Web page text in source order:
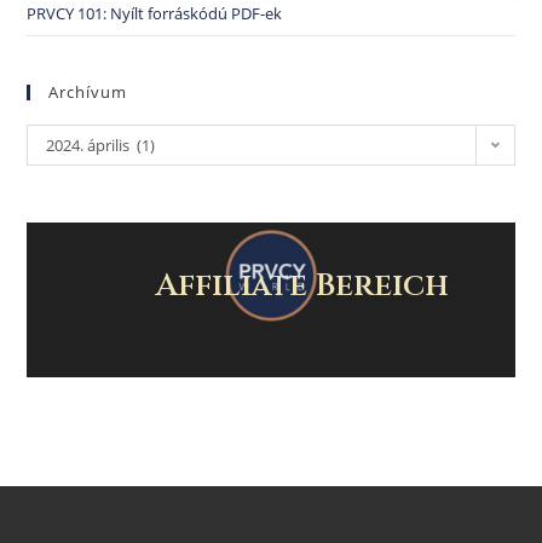
PRVCY 101: Nyílt forráskódú PDF-ek
Archívum
2024. április (1)
Affiliate Bereich